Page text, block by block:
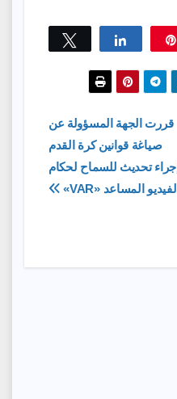
Tweet Share
قررت الجهة المسؤولة عن
صياغة قوانين كرة القدم
إجراء تحديث للسماح لحكام
الفيديو المساعد «VAR»